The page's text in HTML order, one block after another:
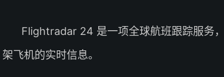
Flightradar 24 是一项全球航班跟踪服务
架飞机的实时信息。